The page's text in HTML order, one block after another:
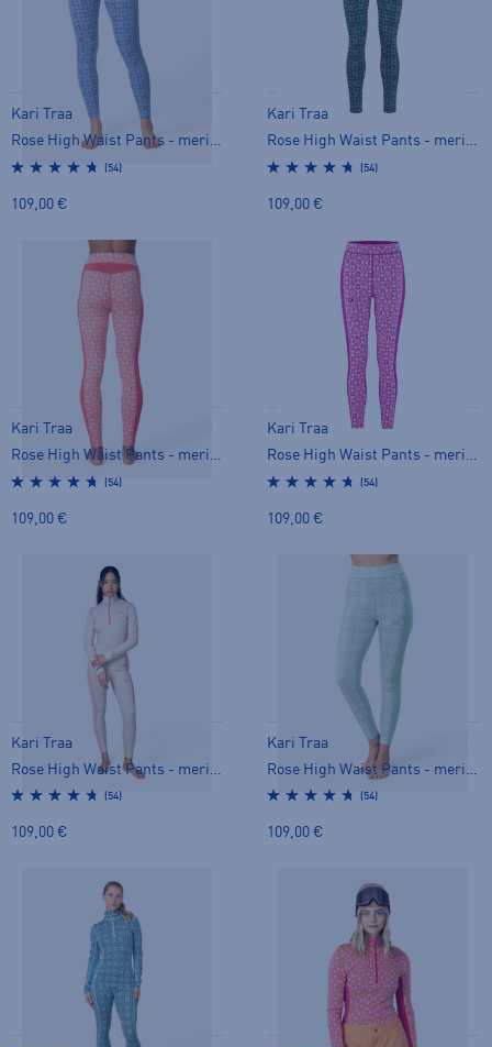
Kari Traa
Rose High Waist Pants - merinovilla-alusasu
(54)
109,00 €
Kari Traa
Rose High Waist Pants - merinovilla-alusasu
(54)
109,00 €
Kari Traa
Rose High Waist Pants - merinovilla-alusasu
(54)
109,00 €
Kari Traa
Rose High Waist Pants - merinovilla-alusasu
(54)
109,00 €
Kari Traa
(54)
109,00 €
Kari Traa
(54)
109,00 €